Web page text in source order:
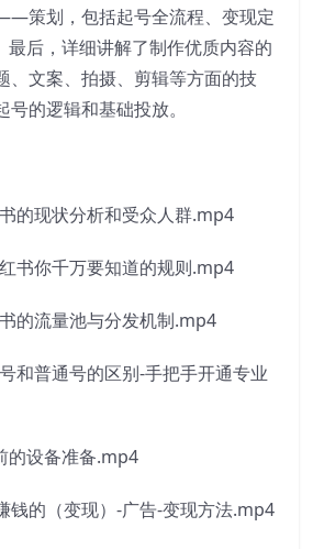
策划，包括起号全流程、变现定
后，详细讲解了制作优质内容的
、文案、拍摄、剪辑等方面的技
的逻辑和基础投放。
的现状分析和受众人群.mp4
书你千万要知道的规则.mp4
的流量池与分发机制.mp4
和普通号的区别-手把手开通专业
的设备准备.mp4
钱的（变现）-广告-变现方法.mp4